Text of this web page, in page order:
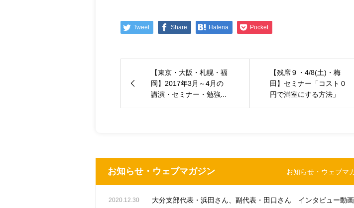
Tweet Share Hatena Pocket
【東京・大阪・札幌・福
岡】2017年3月～4月の
講演・セミナー・勉強...
【残席９・4/8(土)・梅
田】セミナー「コスト０
円で満室にする方法」
お知らせ・ウェブマガジン お知らせ・ウェブマ
2020.12.30